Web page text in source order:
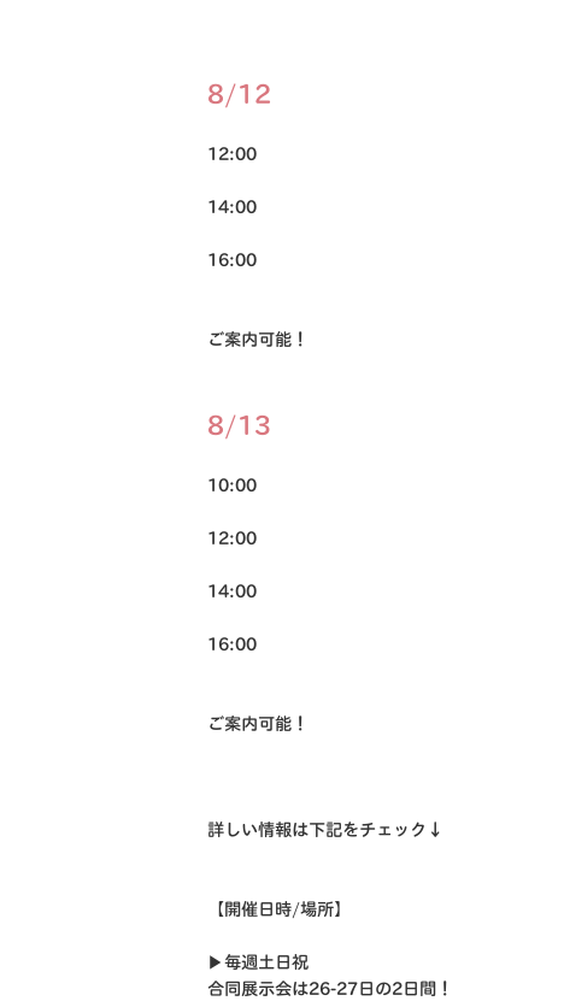
8/12
12:00
14:00
16:00
ご案内可能！
8/13
10:00
12:00
14:00
16:00
ご案内可能！
詳しい情報は下記をチェック↓
【開催日時/場所】
▶︎毎週土日祝
合同展示会は26-27日の2日間！